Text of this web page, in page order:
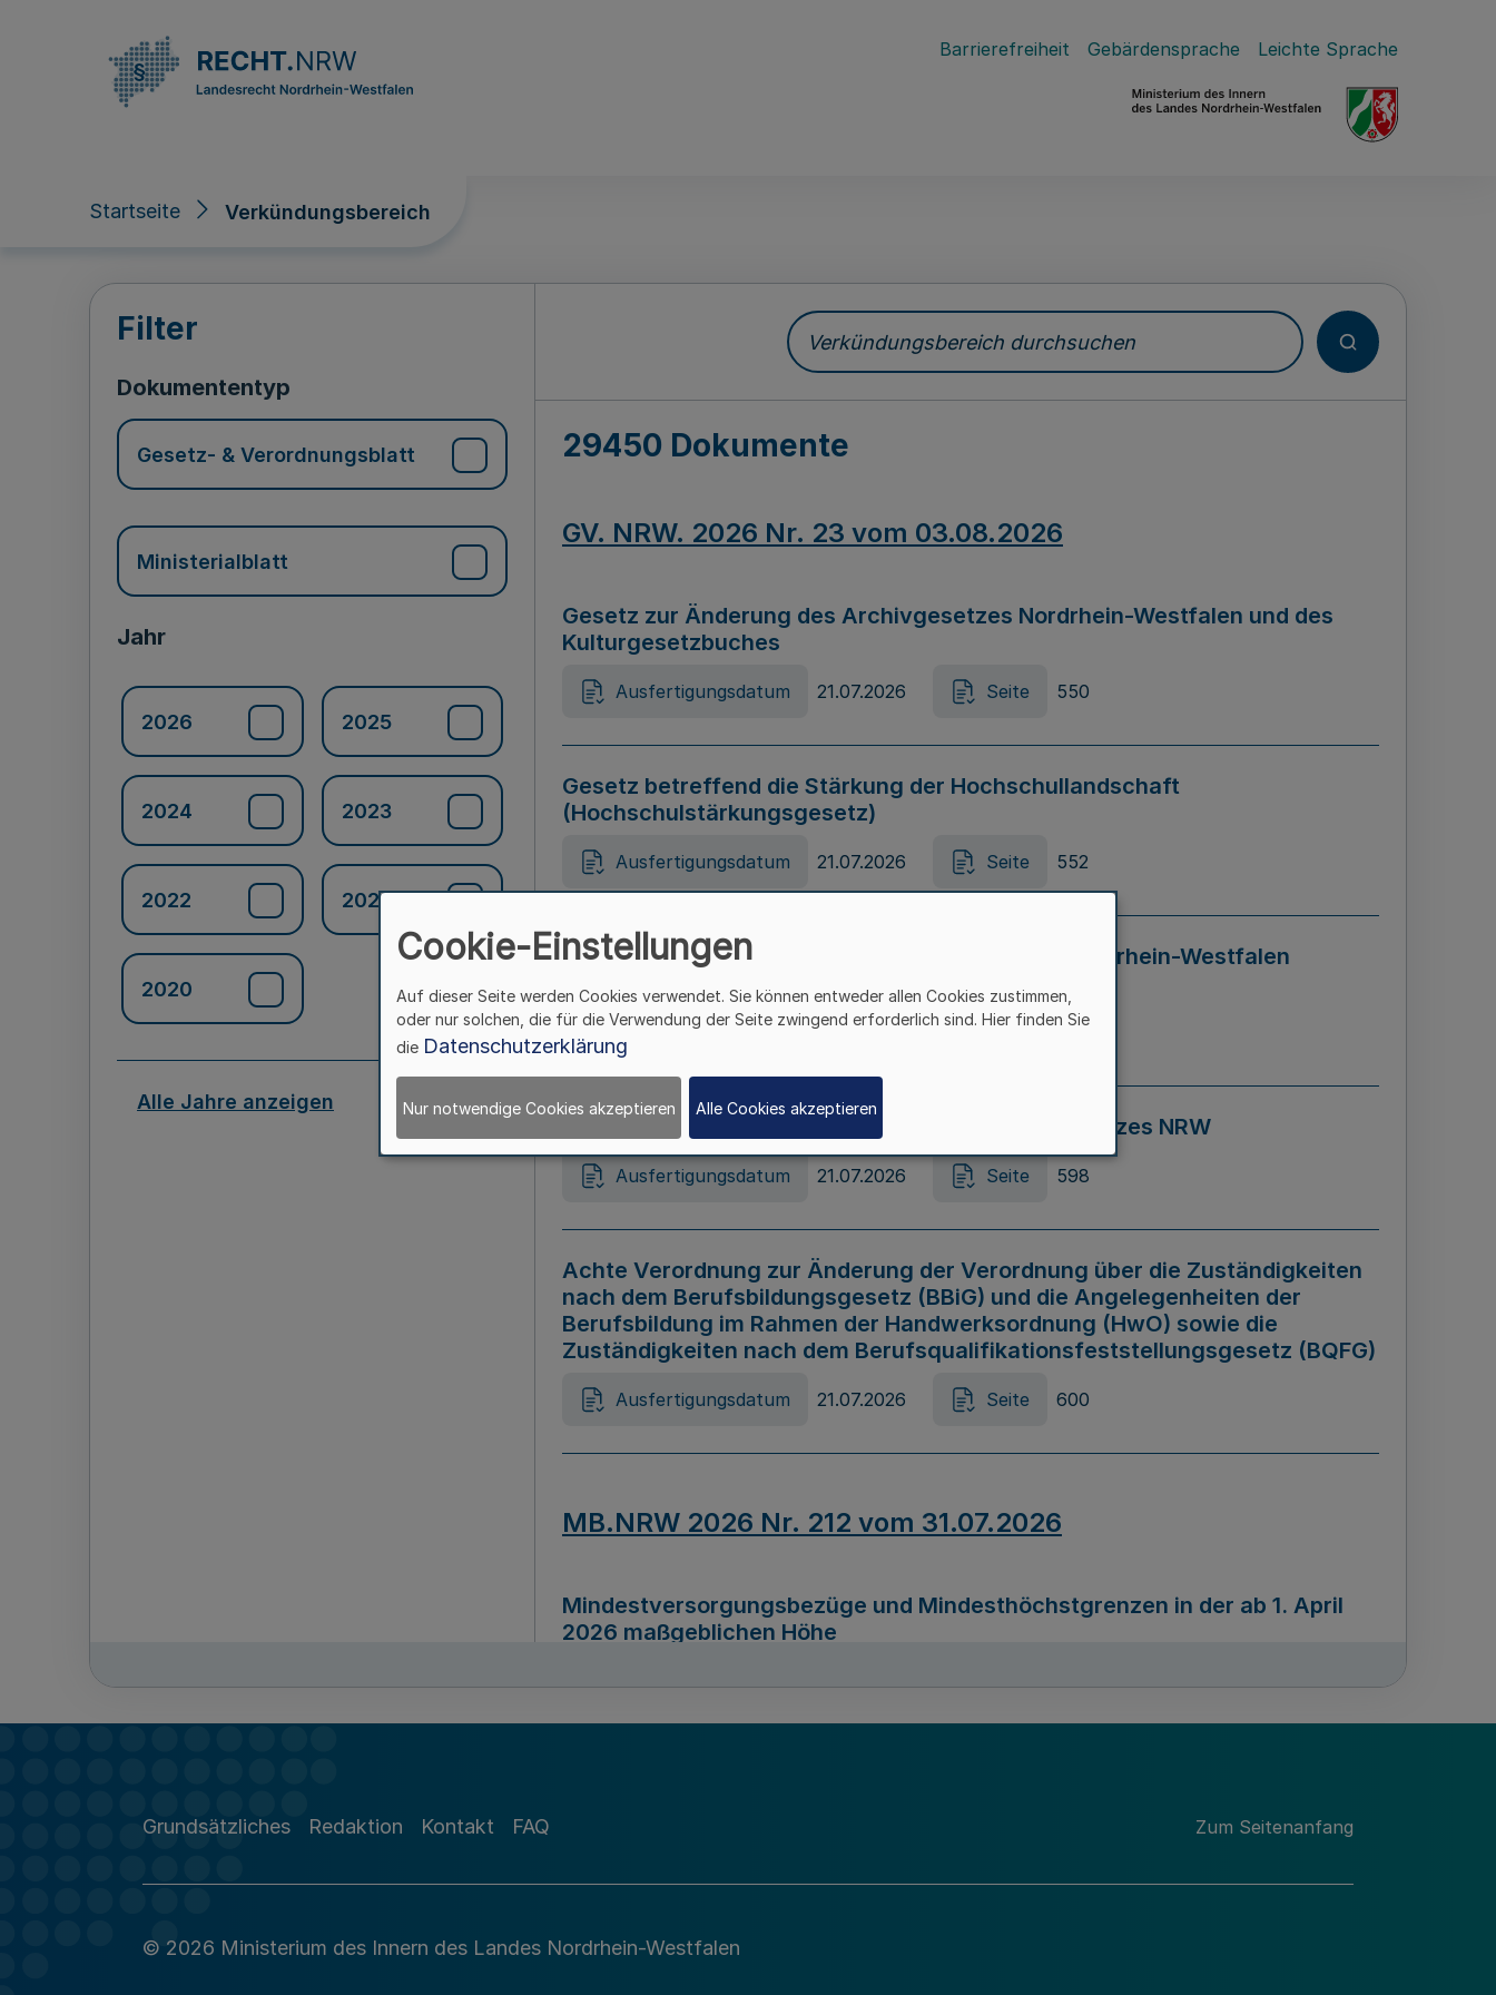
Barrierefreiheit Gebärdensprache Leichte Sprache
Startseite Verkündungsbereich
Verkündungsbereich
Filter
Dokumententyp
Gesetz- & Verordnungsblatt
Ministerialblatt
Jahr
2026 2025
2024 2023
2022 2021
2020
Alle Jahre anzeigen
Verkündungsbereich durchsuchen
29450 Dokumente
GV. NRW. 2026 Nr. 23 vom 03.08.2026
Gesetz zur Änderung des Archivgesetzes Nordrhein-Westfalen und des
Kulturgesetzbuches
Ausfertigungsdatum 21.07.2026 Seite 550
Gesetz betreffend die Stärkung der Hochschullandschaft
(Hochschulstärkungsgesetz)
Ausfertigungsdatum 21.07.2026 Seite 552
Gesetz zur Vermeidung von Diskriminierung in Nordrhein-Westfalen
(Landesantidiskriminierungsgesetz – LADG NRW)
Ausfertigungsdatum 21.07.2026 Seite 595
Gesetz zur Änderung des Online-Casinospiel Gesetzes NRW
Ausfertigungsdatum 21.07.2026 Seite 598
Achte Verordnung zur Änderung der Verordnung über die Zuständigkeiten
nach dem Berufsbildungsgesetz (BBiG) und die Angelegenheiten der
Berufsbildung im Rahmen der Handwerksordnung (HwO) sowie die
Zuständigkeiten nach dem Berufsqualifikationsfeststellungsgesetz (BQFG)
Ausfertigungsdatum 21.07.2026 Seite 600
MB.NRW 2026 Nr. 212 vom 31.07.2026
Mindestversorgungsbezüge und Mindesthöchstgrenzen in der ab 1. April
2026 maßgeblichen Höhe
Richtlinie zur Durchführung des Förderprogramms „Mittelstand Innovativ &
Grundsätzliches Redaktion Kontakt FAQ Zum Seitenanfang
© 2026 Ministerium des Innern des Landes Nordrhein-Westfalen
Cookie-Einstellungen
Auf dieser Seite werden Cookies verwendet. Sie können entweder allen Cookies zustimmen,
oder nur solchen, die für die Verwendung der Seite zwingend erforderlich sind. Hier finden Sie
die Datenschutzerklärung
Nur notwendige Cookies akzeptieren Alle Cookies akzeptieren